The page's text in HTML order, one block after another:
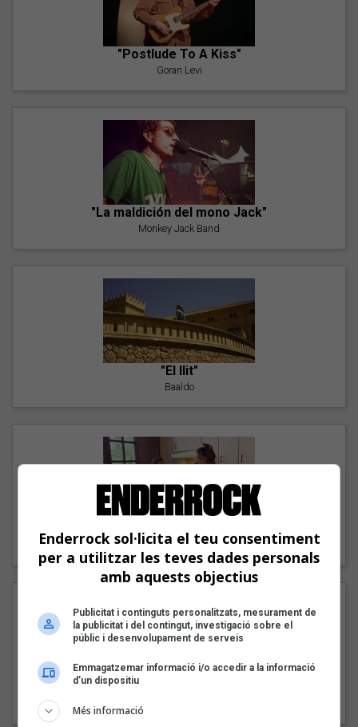
"Postlude To A Kiss"
Goran Levi
"La maldición del mono Jack"
Monkey Jack Band
"El llit"
Baaldo
Carmen y María
Enderrock sol·licita el teu consentiment
per a utilitzar les teves dades personals
amb aquests objectius
Publicitat i continguts personalitzats, mesurament de
la publicitat i del contingut, investigació sobre el
públic i desenvolupament de serveis
Emmagatzemar informació i/o accedir a la informació
d’un dispositiu
Més informació